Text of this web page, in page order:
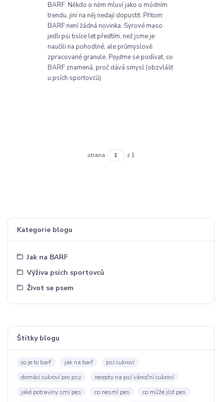
Kategorie blogu
Jak na BARF
Výživa psích sportovců
Život se psem
Štítky blogu
co je to barf jak na barf
psí cukroví
domácí cukroví pro psy
recepty na psí vánoční cukroví
jaké potraviny smí pes
co nesmí pes
co může jíst pes
BARF. Někdo o něm mluví jako o módním
trendu, jiní na něj nedají dopustit. Přitom
BARF není žádná novinka. Syrové maso
jedli psi tisíce let předtím, než jsme je
naučili na pohodlné, ale průmyslově
zpracované granule. Pojďme se podívat, co
BARF znamená, proč dává smysl (obzvlášť
u psích sportovců)
strana z 1